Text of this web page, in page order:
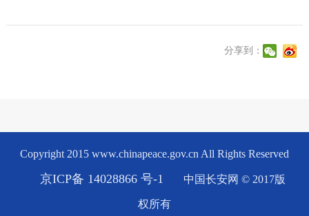
分享到：
Copyright 2015 www.chinapeace.gov.cn All Rights Reserved
京ICP备 14028866 号-1 中国长安网 © 2017版
权所有